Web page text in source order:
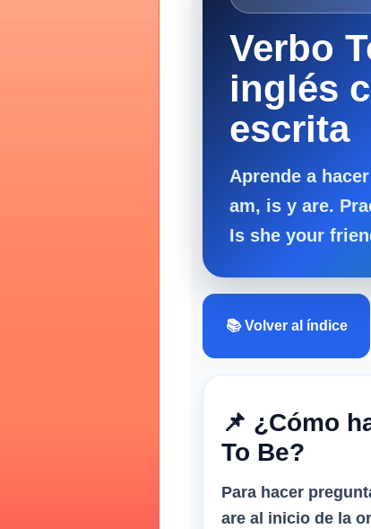
Verbo
inglés
escrita
Aprende a
am, is y are.
Is she your
📚 Volver al índice
📌 ¿Cómo
To Be?
Para hacer
are al inicio de la